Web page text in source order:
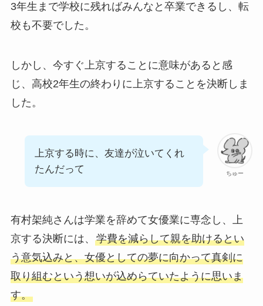
3年生まで学校に残ればみんなと卒業できるし、転
校も不要でした。
しかし、今すぐ上京することに意味があると感
じ、高校2年生の終わりに上京することを決断しま
した。
ちゅー
上京する時に、友達が泣いてくれ
たんだって
有村架純さんは学業を辞めて女優業に専念し、上
京する決断には、 学費を減らして親を助けるとい
う意気込みと、女優としての夢に向かって真剣に
取り組むという想いが込めらていたように思いま
す。